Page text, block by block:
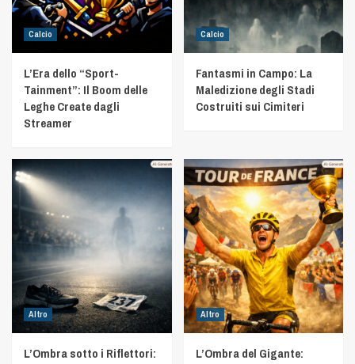
Calcio
L’Era dello “Sport-
Tainment”: Il Boom delle
Leghe Create dagli
Streamer
Calcio
Fantasmi in Campo: La
Maledizione degli Stadi
Costruiti sui Cimiteri
Altro
L’Ombra sotto i Riflettori:
Altro
L’Ombra del Gigante: